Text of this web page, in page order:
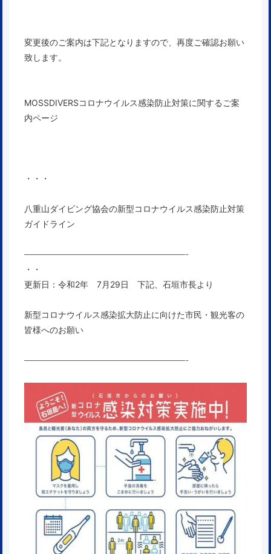
変更後のご案内は下記となりますので、 再度ご確認お願い
致します。
MOSSDIVERSコロナウイルス感染防止対策に関するご案
内ページ
・・・
八重山ダイビング協会の新型コロナウイルス感染防止対策
ガイドライン
———————————————————-
・・
更新日：令和2年 7月29日 下記、石垣市長より
新型コロナウイルス感染拡大防止に向けた市民・観光客の
皆様へのお願い
———————————————————-